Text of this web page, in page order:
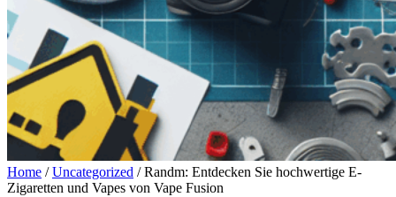
Home /Uncategorized /Randm: Entdecken Sie hochwertige E-
Zigaretten und Vapes von Vape Fusion